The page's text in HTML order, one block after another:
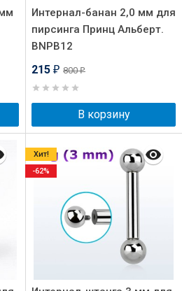
Интернал-банан 2,0 мм для
пирсинга Принц Альберт.
BNPB12
215 ₽ 800₽
В корзину
Хит!
-62%